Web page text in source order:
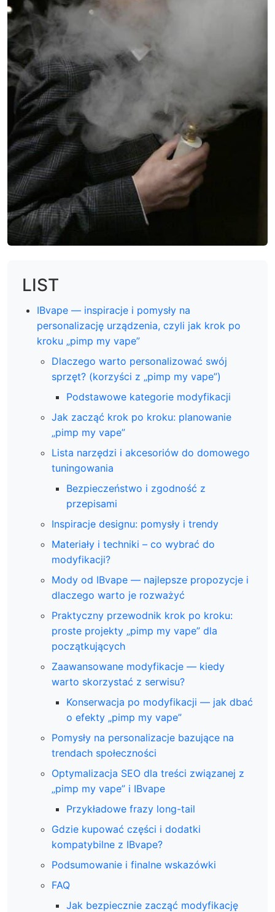
LIST
IBvape — inspiracje i pomysły na
personalizację urządzenia, czyli jak krok po
kroku „pimp my vape”
Dlaczego warto personalizować swój
sprzęt? (korzyści z „pimp my vape”)
Podstawowe kategorie modyfikacji
Jak zacząć krok po kroku: planowanie
„pimp my vape”
Lista narzędzi i akcesoriów do domowego
tuningowania
Bezpieczeństwo i zgodność z
przepisami
Inspiracje designu: pomysły i trendy
Materiały i techniki – co wybrać do
modyfikacji?
Mody od IBvape — najlepsze propozycje i
dlaczego warto je rozważyć
Praktyczny przewodnik krok po kroku:
proste projekty „pimp my vape” dla
początkujących
Zaawansowane modyfikacje — kiedy
warto skorzystać z serwisu?
Konserwacja po modyfikacji — jak dbać
o efekty „pimp my vape”
Pomysły na personalizacje bazujące na
trendach społeczności
Optymalizacja SEO dla treści związanej z
„pimp my vape” i IBvape
Przykładowe frazy long-tail
Gdzie kupować części i dodatki
kompatybilne z IBvape?
Podsumowanie i finalne wskazówki
FAQ
Jak bezpiecznie zacząć modyfikację